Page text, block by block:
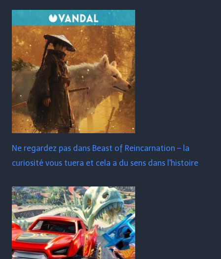
Ne regardez pas dans Beast of Reincarnation – la
curiosité vous tuera et cela a du sens dans l'histoire